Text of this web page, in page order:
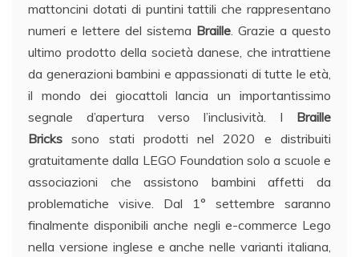
mattoncini dotati di puntini tattili che rappresentano
numeri e lettere del sistema Braille. Grazie a questo
ultimo prodotto della società danese, che intrattiene
da generazioni bambini e appassionati di tutte le età,
il mondo dei giocattoli lancia un importantissimo
segnale d’apertura verso l’inclusività. I Braille
Brickssono stati prodotti nel 2020 e distribuiti
gratuitamente dalla LEGO Foundation solo a scuole e
associazioni che assistono bambini affetti da
problematiche visive. Dal 1° settembre saranno
finalmente disponibili anche negli e-commerce Lego
nella versione inglese e anche nelle varianti italiana,